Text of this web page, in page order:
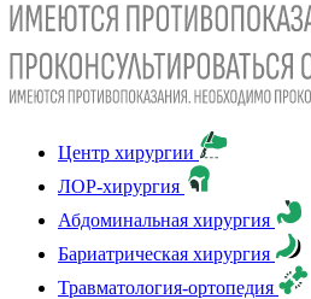
Центр хирургии
ЛОР-хирургия
Абдоминальная хирургия
Бариатрическая хирургия
Травматология-ортопедия